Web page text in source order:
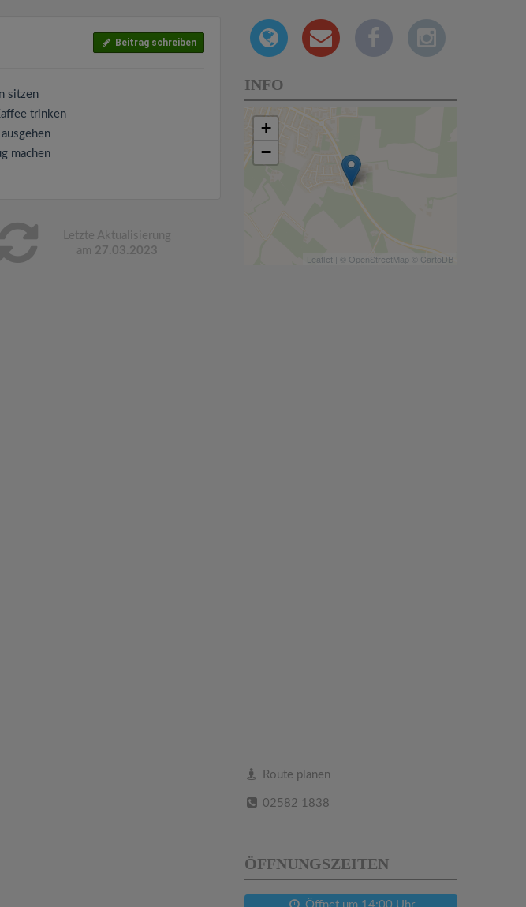
Beitrag schreiben
sitzen
trinken
machen
Letzte Aktualisierung
am 27.03.2023
INFO
+
−
Leaflet | © OpenStreetMap © CartoDB
Route planen
02582 1838
ÖFFNUNGSZEITEN